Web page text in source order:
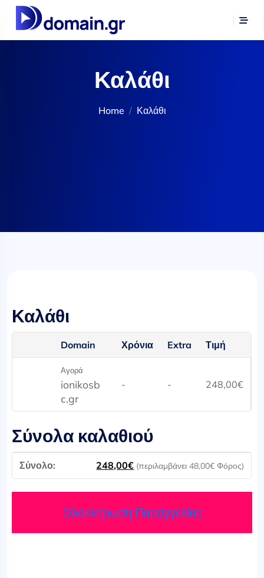
Καλάθι
Home Καλάθι
Καλάθι
Domain Χρόνια Extra Τιμή
Αγορά
ionikosb
c.gr
- - 248,00€
Σύνολα καλαθιού
248,00€ (περιλαμβάνει48,00€ Φόρος)
Ολοκλήρωση Παραγγελίας